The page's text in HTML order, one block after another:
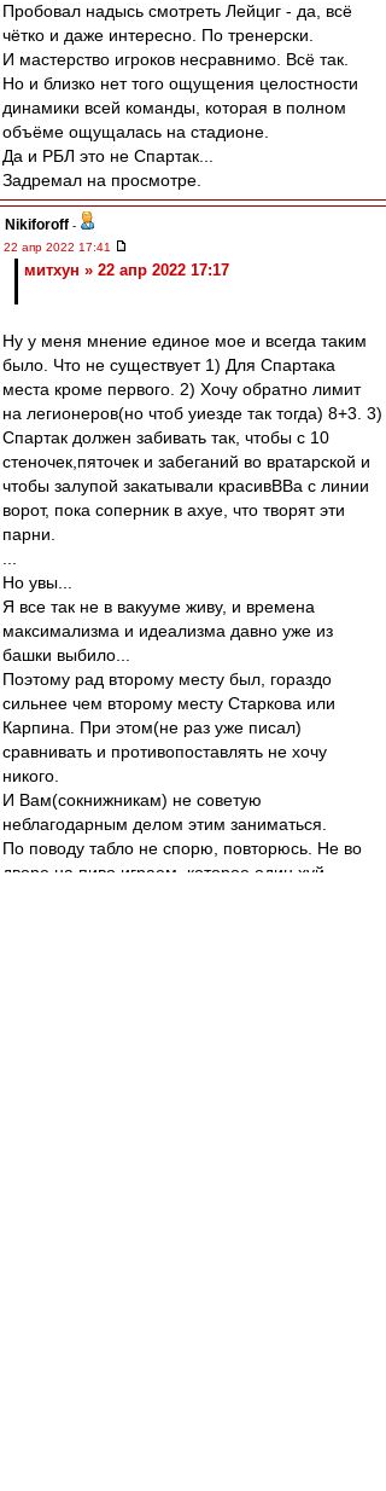
Пробовал надысь смотреть Лейциг - да, всё
чётко и даже интересно. По тренерски.
И мастерство игроков несравнимо. Всё так.
Но и близко нет того ощущения целостности
динамики всей команды, которая в полном
объёме ощущалась на стадионе.
Да и РБЛ это не Спартак...
Задремал на просмотре.
Nikiforoff -
22 апр 2022 17:41
митхун » 22 апр 2022 17:17
Ну у меня мнение единое мое и всегда таким
было. Что не существует 1) Для Спартака
места кроме первого. 2) Хочу обратно лимит
на легионеров(но чтоб уиезде так тогда) 8+3. 3)
Спартак должен забивать так, чтобы с 10
стеночек,пяточек и забеганий во вратарской и
чтобы залупой закатывали красивВВа с линии
ворот, пока соперник в ахуе, что творят эти
парни.
Но увы...
Я все так не в вакууме живу, и времена
максимализма и идеализма давно уже из
башки выбило...
Поэтому рад второму месту был, гораздо
сильнее чем второму месту Старкова или
Карпина. При этом(не раз уже писал)
сравнивать и противопоставлять не хочу
никого.
И Вам(сокнижникам) не советую
неблагодарным делом этим заниматься.
По поводу табло не спорю, повторюсь. Не во
дворе на пиво играем, которое один хуй